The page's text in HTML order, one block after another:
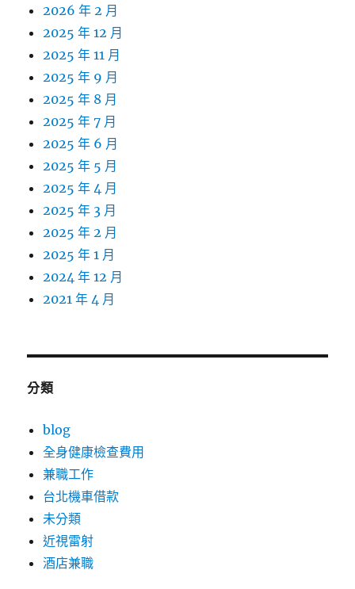
2026 年 2 月
2025 年 12 月
2025 年 11 月
2025 年 9 月
2025 年 8 月
2025 年 7 月
2025 年 6 月
2025 年 5 月
2025 年 4 月
2025 年 3 月
2025 年 2 月
2025 年 1 月
2024 年 12 月
2021 年 4 月
分類
blog
全身健康檢查費用
兼職工作
台北機車借款
未分類
近視雷射
酒店兼職